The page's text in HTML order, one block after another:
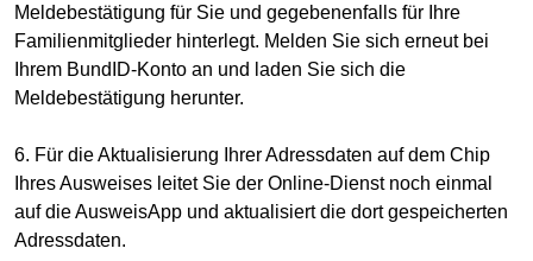
Meldebestätigung für Sie und gegebenenfalls für Ihre
Familienmitglieder hinterlegt. Melden Sie sich erneut bei
Ihrem BundID-Konto an und laden Sie sich die
Meldebestätigung herunter.
6. Für die Aktualisierung Ihrer Adressdaten auf dem Chip
Ihres Ausweises leitet Sie der Online-Dienst noch einmal
auf die AusweisApp und aktualisiert die dort gespeicherten
Adressdaten.​